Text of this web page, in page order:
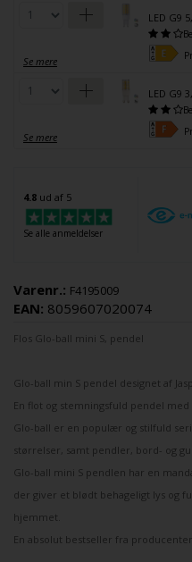
Se mere
LED G9
Se mere
LED G9
4.8 ud af 5
Se alle anmeldelser
Varenr.: F4195009
EAN: 8059607020074
Flos Glo-ball mini S, pendel
Glo-ball min S pendel designet af
En flot og stemningsfuld pendel med
Glo-ball er en populær og stilfuld
størrelser, samt pendler , bord - og
Glo-ball mini S pendlen har en
der giver et blødt behageligt lys og
hjemmet.
En absolut bestseller fra